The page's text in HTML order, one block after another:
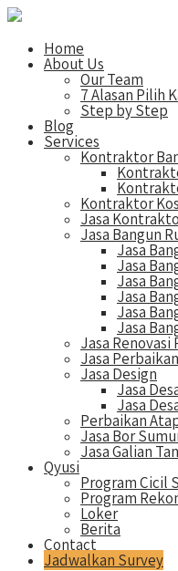
Home
About Us
Our Team
7 Alasan Pilih
Step by Step
Blog
Services
Kontraktor
Kontraktor
Jasa
Jasa Bangun
Jasa
Jasa
Jasa
Jasa
Jasa
Jasa
Jasa Renovasi
Jasa
Jasa Design
Jasa
Jasa
Perbaikan
Jasa Bor
Jasa Galian
Qyusi
Program Cicil
Program
Loker
Berita
Contact
Jadwalkan Survey